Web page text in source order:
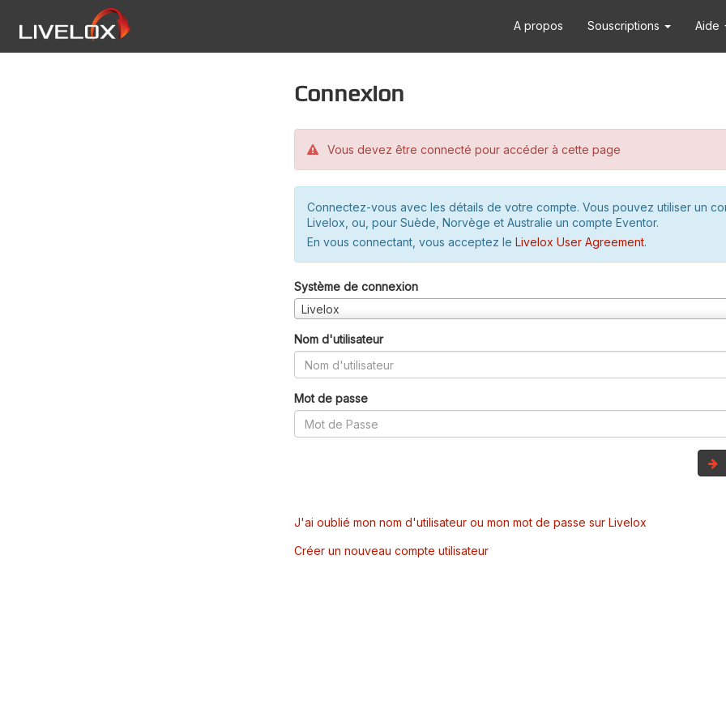
A propos Souscriptions Aide
Connexion
Vous devez être connecté pour accéder à cette page
Connectez-vous avec les détails de votre compte. Vous pouvez utiliser un
Livelox, ou, pour Suède, Norvège et Australie un compte Eventor.
En vous connectant, vous acceptez le Livelox User Agreement.
Système de connexion
Livelox
Nom d'utilisateur
Mot de passe
J'ai oublié mon nom d'utilisateur ou mon mot de passe sur Livelox
Créer un nouveau compte utilisateur